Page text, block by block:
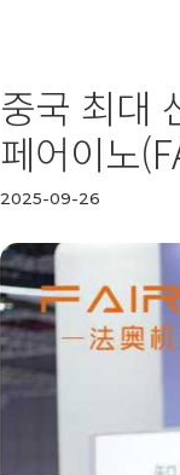
중국 최대
페어이노
2025-09-26